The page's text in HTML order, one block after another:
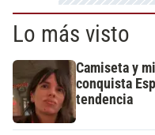
Lo más visto
Camiseta y
conquista
tendencia